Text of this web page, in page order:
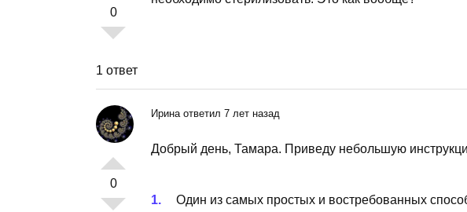
0
1 ответ
0
Ирина ответил 7 лет назад
Добрый день, Тамара. Приведу небольшую
Один из самых простых и востребованных